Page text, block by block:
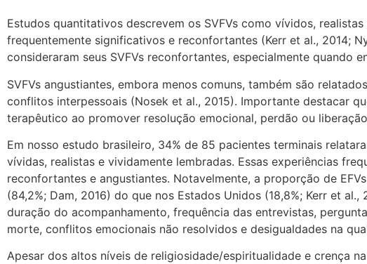
Estudos quantitativos descrevem os SVFVs como vívidos,
frequentemente significativos e reconfortantes (Kerr et al., 2014;
consideraram seus SVFVs reconfortantes, especialmente quando
SVFVs angustiantes, embora menos comuns, também são
conflitos interpessoais (Nosek et al., 2015). Importante destacar
terapêutico ao promover resolução emocional, perdão ou
Em nosso estudo brasileiro, 34% de 85 pacientes terminais
vívidas, realistas e vividamente lembradas. Essas experiências
reconfortantes e angustiantes. Notavelmente, a proporção de
(84,2%; Dam, 2016) do que nos Estados Unidos (18,8%; Kerr et
duração do acompanhamento, frequência das entrevistas,
morte, conflitos emocionais não resolvidos e desigualdades na
Apesar dos altos níveis de religiosidade/espiritualidade e crença